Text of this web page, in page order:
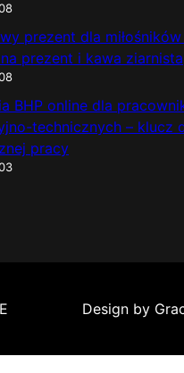
prezent dla miłośników
prezent i kawa ziarnista
BHP online dla
technicznych – klucz
pracy
Design by